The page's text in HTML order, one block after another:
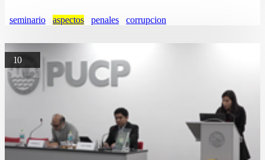
seminario aspectos penales corrupcion
10